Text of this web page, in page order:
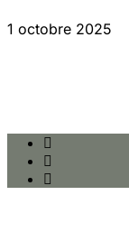
1 octobre 2025